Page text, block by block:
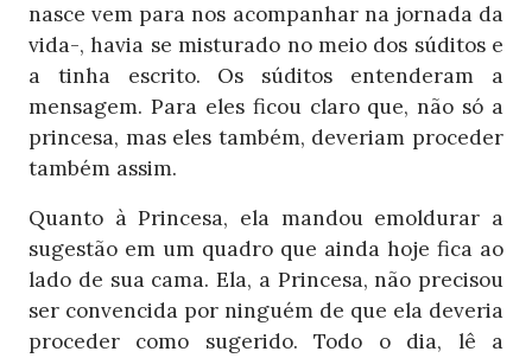
nasce vem para nos acompanhar na jornada da
vida-, havia se misturado no meio dos súditos e
a tinha escrito. Os súditos entenderam a
mensagem. Para eles ficou claro que, não só a
princesa, mas eles também, deveriam proceder
também assim.
Quanto à Princesa, ela mandou emoldurar a
sugestão em um quadro que ainda hoje fica ao
lado de sua cama. Ela, a Princesa, não precisou
ser convencida por ninguém de que ela deveria
proceder como sugerido. Todo o dia, lê a